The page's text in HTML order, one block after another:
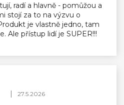
radí a hlavně - pomůžou a
stojí za to na výzvu o
je vlastně jedno, tam
Ale přístup lidí je SUPER!!!
je 5 z 5 hvězdiček.
| 27.5.2026